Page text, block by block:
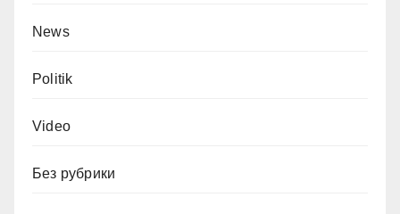
News
Politik
Video
Без рубрики